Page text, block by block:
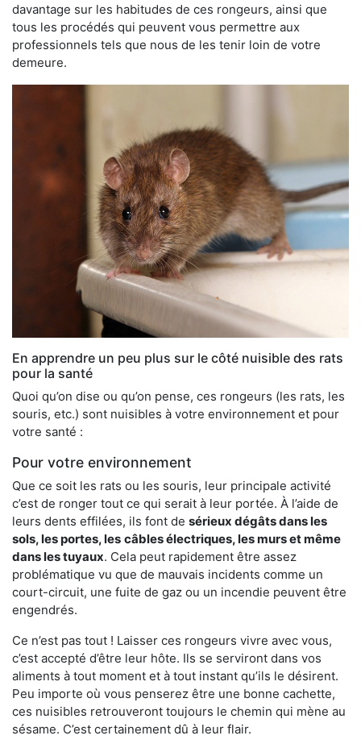
davantage sur les habitudes de ces rongeurs, ainsi que
tous les procédés qui peuvent vous permettre aux
professionnels tels que nous de les tenir loin de votre
demeure.
En apprendre un peu plus sur le côté nuisible des rats
pour la santé
Quoi qu’on dise ou qu’on pense, ces rongeurs (les rats, les
souris, etc.) sont nuisibles à votre environnement et pour
votre santé :
Pour votre environnement
Que ce soit les rats ou les souris, leur principale activité
c’est de ronger tout ce qui serait à leur portée. À l’aide de
leurs dents effilées, ils font de sérieux dégâts dans les
sols, les portes, les câbles électriques, les murs et même
dans les tuyaux. Cela peut rapidement être assez
problématique vu que de mauvais incidents comme un
court-circuit, une fuite de gaz ou un incendie peuvent être
engendrés.
Ce n’est pas tout ! Laisser ces rongeurs vivre avec vous,
c’est accepté d’être leur hôte. Ils se serviront dans vos
aliments à tout moment et à tout instant qu’ils le désirent.
Peu importe où vous penserez être une bonne cachette,
ces nuisibles retrouveront toujours le chemin qui mène au
sésame. C’est certainement dû à leur flair.